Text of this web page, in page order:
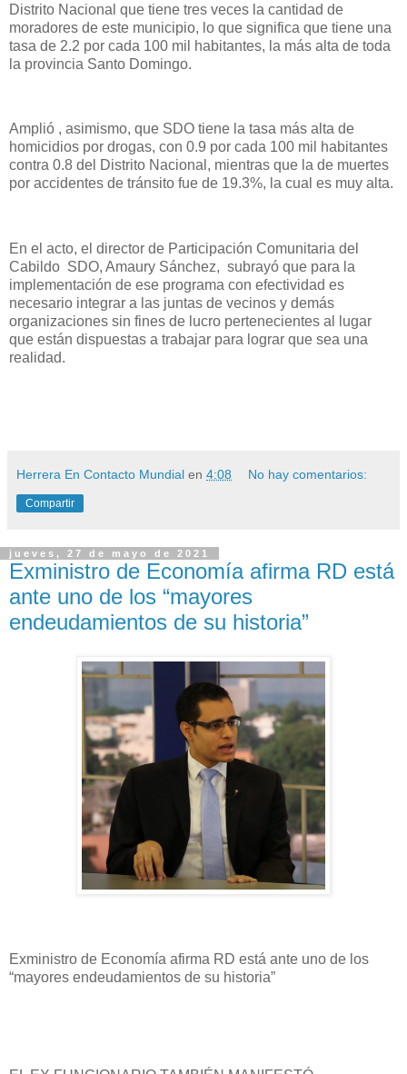
Distrito Nacional que tiene tres veces la cantidad de
moradores de este municipio, lo que significa que tiene una
tasa de 2.2 por cada 100 mil habitantes, la más alta de toda
la provincia Santo Domingo.
Amplió , asimismo, que SDO tiene la tasa más alta de
homicidios por drogas, con 0.9 por cada 100 mil habitantes
contra 0.8 del Distrito Nacional, mientras que la de muertes
por accidentes de tránsito fue de 19.3%, la cual es muy alta.
En el acto, el director de Participación Comunitaria del
Cabildo SDO, Amaury Sánchez, subrayó que para la
implementación de ese programa con efectividad es
necesario integrar a las juntas de vecinos y demás
organizaciones sin fines de lucro pertenecientes al lugar
que están dispuestas a trabajar para lograr que sea una
realidad.
Herrera En Contacto Mundial en 4:08 No hay comentarios:
Compartir
jueves, 27 de mayo de 2021
Exministro de Economía afirma RD está
ante uno de los “mayores
endeudamientos de su historia”
Exministro de Economía afirma RD está ante uno de los
“mayores endeudamientos de su historia”